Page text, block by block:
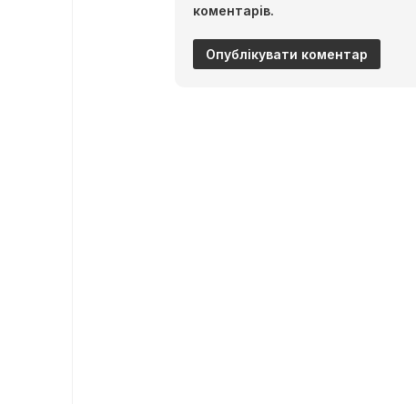
коментарів.